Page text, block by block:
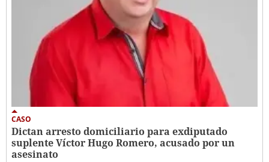
CASO
Dictan arresto domiciliario para exdiputado
suplente Víctor Hugo Romero, acusado por un
asesinato